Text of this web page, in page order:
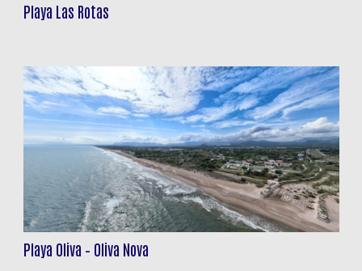
Playa Las Rotas
Playa Oliva – Oliva Nova